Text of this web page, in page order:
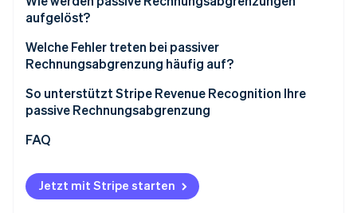
Antizipative Rechnungsabgrenzungsposten
aufgelöst?
Welche Fehler treten bei passiver
Rechnungsabgrenzung häufig auf?
Falsche Periodenzuordnung
Fehlerhafte Höhe der Abgrenzung
Unklare oder fehlende Dokumentation
So unterstützt Stripe Revenue Recognition Ihre
passive Rechnungsabgrenzung
FAQ
Jetzt mit Stripe starten